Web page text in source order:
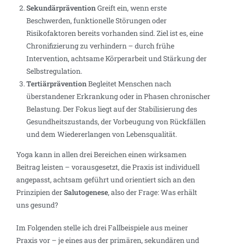
SekundärpräventionGreift ein, wenn erste
Beschwerden, funktionelle Störungen oder
Risikofaktoren bereits vorhanden sind. Ziel ist es, eine
Chronifizierung zu verhindern – durch frühe
Intervention, achtsame Körperarbeit und Stärkung der
Selbstregulation.
TertiärpräventionBegleitet Menschen nach
überstandener Erkrankung oder in Phasen chronischer
Belastung. Der Fokus liegt auf der Stabilisierung des
Gesundheitszustands, der Vorbeugung von Rückfällen
und dem Wiedererlangen von Lebensqualität.
Yoga kann in allen drei Bereichen einen wirksamen
Beitrag leisten – vorausgesetzt, die Praxis ist individuell
angepasst, achtsam geführt und orientiert sich an den
Prinzipien derSalutogenese, also der Frage: Was erhält
uns gesund?
Im Folgenden stelle ich drei Fallbeispiele aus meiner
Praxis vor – je eines aus der primären, sekundären und